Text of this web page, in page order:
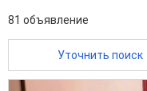
81 объявление
Уточнить поиск